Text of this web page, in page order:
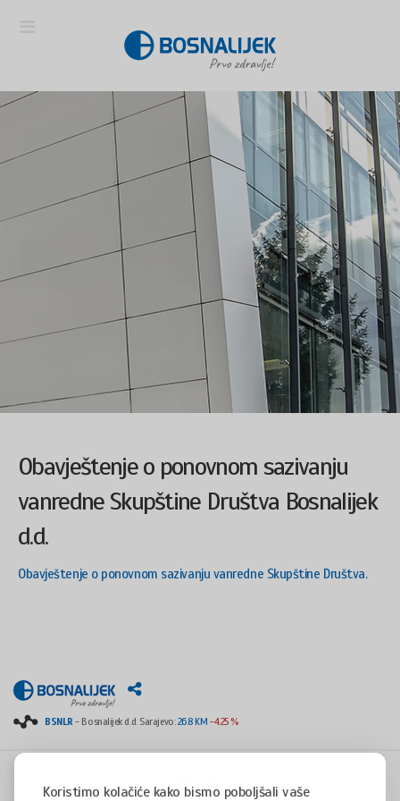
Koristimo kolačiće kako bismo poboljšali vaše
Obavještenje o ponovnom sazivanju
vanredne Skupštine Društva Bosnalijek
d.d.
Obavještenje o ponovnom sazivanju vanredne Skupštine Društva.
BSNLR- Bosnalijek d.d. Sarajevo:26.8 KM -4.25 %